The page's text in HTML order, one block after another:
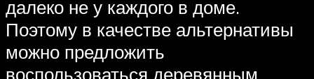
далеко не у каждого в доме.
Поэтому в качестве альтернативы
можно предложить
воспользоваться деревянным